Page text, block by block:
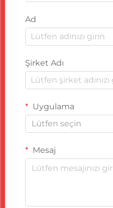
Ad
Şirket Adı
Uygulama
Lütfen seçin
Mesaj